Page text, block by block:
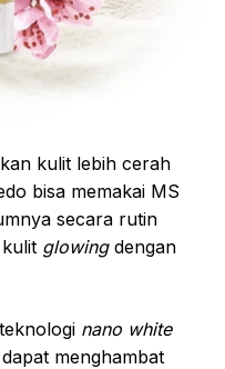
kulit lebih cerah
bisa memakai MS
secara rutin
glowingdengan
nano white
menghambat